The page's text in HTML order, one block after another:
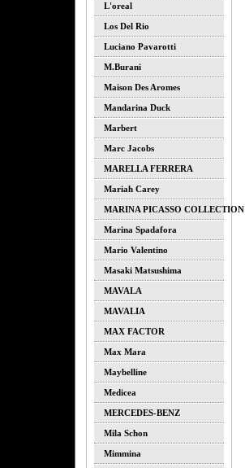
L'oreal
Los Del Rio
Luciano Pavarotti
M.burani
Maison Des Aromes
Mandarina Duck
Marbert
Marc Jacobs
MARELLA FERRERA
Mariah Carey
MARINA PICASSO COLLECTION
Marina Spadafora
Mario Valentino
Masaki Matsushima
MAVALA
MAVALIA
MAX FACTOR
Max Mara
Maybelline
Medicea
MERCEDES-BENZ
Mila Schon
Mimmina